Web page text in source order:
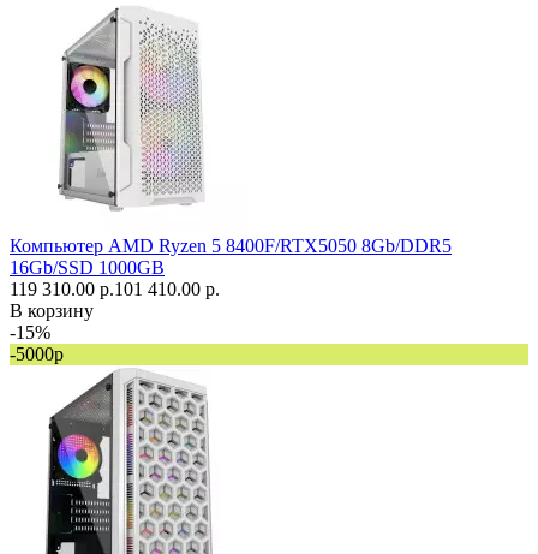
Компьютер AMD Ryzen 5 8400F/RTX5050 8Gb/DDR5
16Gb/SSD 1000GB
119 310.00 р.101 410.00 р.
В корзину
-15%
-5000р